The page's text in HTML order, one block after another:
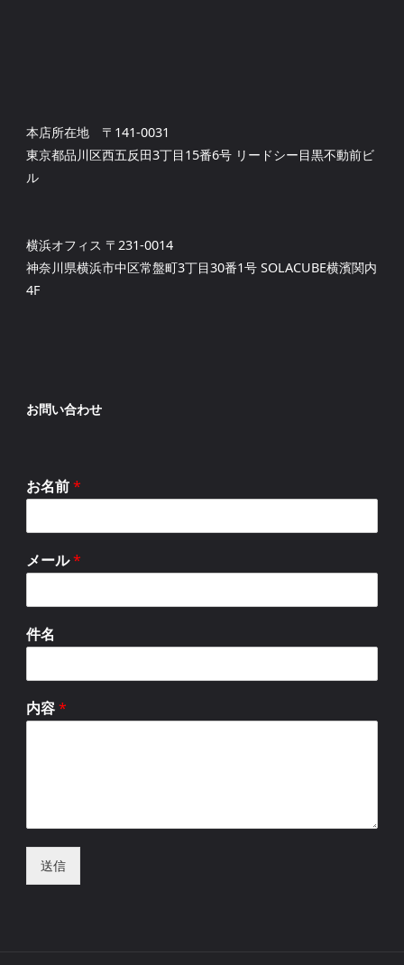
本店所在地 〒141-0031
東京都品川区西五反田3丁目15番6号 リードシー目黒不動前ビ
ル
横浜オフィス 〒231-0014
神奈川県横浜市中区常盤町3丁目30番1号 SOLACUBE横濱関内
4F
お問い合わせ
お名前*
メール*
件名
内容*
送信